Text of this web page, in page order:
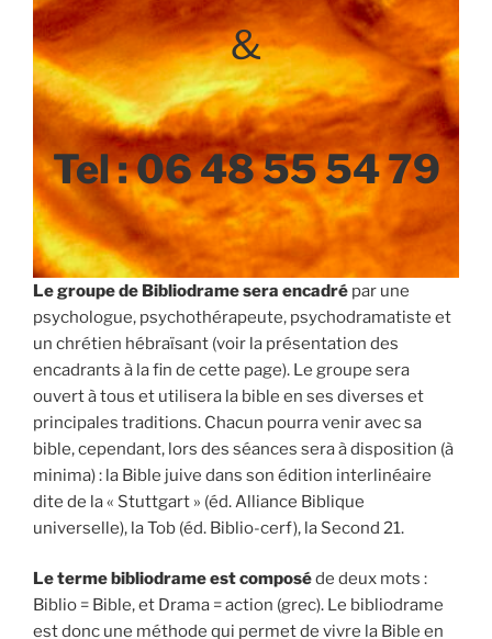
&
Tel : 06 48 55 54 79
Le groupe de Bibliodrame sera encadré par une
psychologue, psychothérapeute, psychodramatiste et
un chrétien hébraïsant (voir la présentation des
encadrants à la fin de cette page). Le groupe sera
ouvert à tous et utilisera la bible en ses diverses et
principales traditions. Chacun pourra venir avec sa
bible, cependant, lors des séances sera à disposition (à
minima) : la Bible juive dans son édition interlinéaire
dite de la « Stuttgart » (éd. Alliance Biblique
universelle), la Tob (éd. Biblio-cerf), la Second 21.
Le terme bibliodrame est composéde deux mots :
Biblio = Bible, et Drama = action (grec). Le bibliodrame
est donc une méthode qui permet de vivre la Bible en